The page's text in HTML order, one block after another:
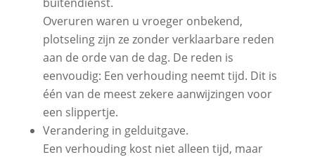
Overuren waren u vroeger onbekend,
plotseling zijn ze zonder verklaarbare reden
aan de orde van de dag. De reden is
eenvoudig: Een verhouding neemt tijd. Dit is
één van de meest zekere aanwijzingen voor
een slippertje.
Verandering in gelduitgave.
Een verhouding kost niet alleen tijd, maar